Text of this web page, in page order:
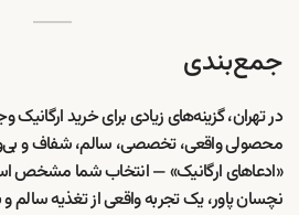
جمع‌بندی
در تهران، گزینه‌های زیادی برای خرید ارگانیک
محصولی واقعی، تخصصی، سالم، شفاف و
«ادعاهای ارگانیک» — انتخاب شما مشخص
نچسان پاور، یک تجربه واقعی از تغذیه سالم